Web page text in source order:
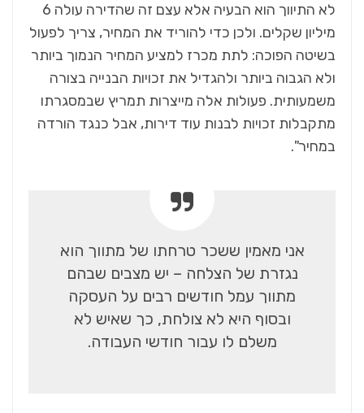
לא התיווך הוא הבעיה אלא עצם זה שהדירה עולה 6
מיליון שקלים. ולכן כדי להוריד את המחיר, צריך לפעול
בשיטה הפוכה: לתת מכרז למציע המחיר הנמוך ביותר
ולא הגבוה ביותר ולהגדיל את זכויות הבנייה בצורה
משמעותית. פעולות אלה מייצרות תמריץ שבמסגרתו
מתקבלות זכויות לבנות עוד דירות, אבל כנגד הורדה
במחיר".
אני מאמין ששכר טרחתו של מתווך הוא
נגזרת של הצלחה – יש מצבים שבהם
מתווך עמל חודשים רבים על העסקה
ובסוף היא לא צולחת, כך שאיש לא
משלם לו עבור חודשי העבודה.